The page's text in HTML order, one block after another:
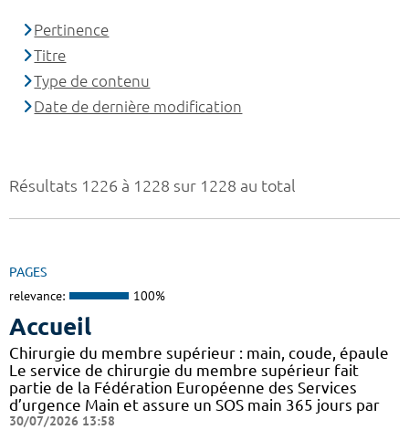
Résultats 1226 à 1228 sur 1228 au total
PAGES
relevance: 100%
Accueil
Chirurgie du membre supérieur : main, coude, épaule
Le service de chirurgie du membre supérieur fait
partie de la Fédération Européenne des Services
d’urgence Main et assure un SOS main 365 jours par
30/07/2026 13:58
Pertinence
Titre
Type de contenu
Date de dernière modification